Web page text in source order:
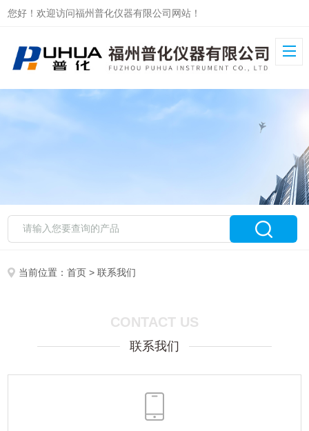
您好！欢迎访问福州普化仪器有限公司网站！
当前位置：首页 > 联系我们
CONTACT US
联系我们